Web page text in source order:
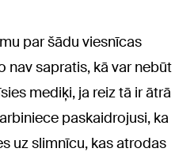
par šādu viesnīcas
nav sapratis, kā var nebūt
mediķi, ja reiz tā ir ātrā
paskaidrojusi, ka
uz slimnīcu, kas atrodas